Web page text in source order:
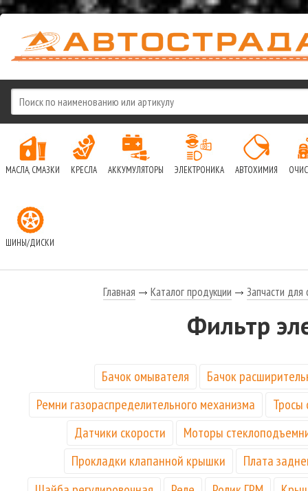
МАСЛА, СМАЗКИ КРЕСЛА АККУМУЛЯТОРЫ ЭЛЕКТРОНИКА АВТОХИМИЯ
ШИНЫ/ДИСКИ
Главная Каталог продукции Запчасти для
Фильтр
Бачок омывателя
Бачок
Ремни газораспределительного механизма
Тросы
Датчики скорости
Моторы
Прокладки клапанной крышки
Плата